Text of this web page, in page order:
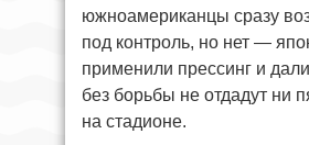
южноамериканцы сразу
под контроль, но нет —
применили прессинг и
без борьбы не отдадут ни
на стадионе.